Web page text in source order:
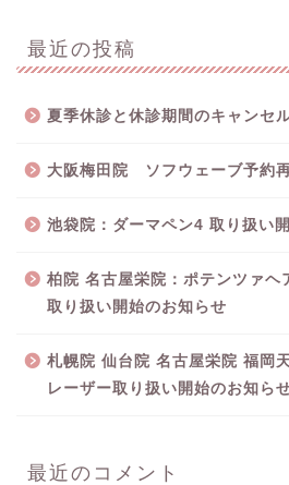
最近の投稿
夏季休診と休診期間のキャンセ
大阪梅田院 ソフウェーブ予約
池袋院：ダーマペン4 取り扱い
柏院 名古屋栄院：ポテンツァヘ
取り扱い開始のお知らせ
札幌院 仙台院 名古屋栄院 福岡
レーザー取り扱い開始のお知ら
最近のコメント